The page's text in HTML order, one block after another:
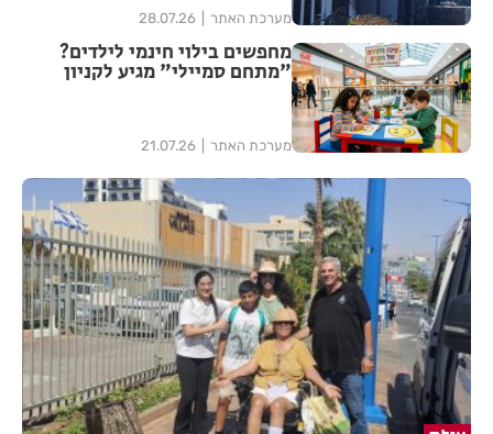
מערכת האתר 28.07.26
מחפשים בילוי חינמי לילדים?
"מתחם סמיילי" מגיע לקניון
מערכת האתר 21.07.26